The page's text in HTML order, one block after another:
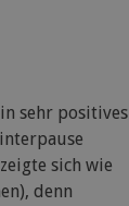
sehr positives
sich wie
denn